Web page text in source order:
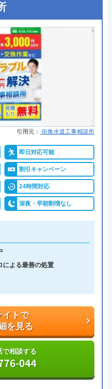
り無料
ジットカード
240万件以上
詳細は公式HPでご確認ください
すめの理由
に拠点を構え、年中無休
ので、すぐに相談ができ
解消できます。
円～と明朗会計。問い合
て無料でできるので、ま
とをおすすめします。
応している水の生活救急
所やキッチン、お風呂な
わりトラブル解決のスペ
これまでの施工対応実績
数があり、また最短5分
短30分でスピード駆け付
引用元： 街角水道工事相談所
即日対応可能
割引キャンペーン
24時間対応
深夜・早朝割増なし
による最善の処置
イトで
を見る
で相談する
044